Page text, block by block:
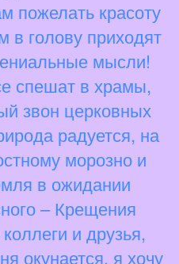
пожелать красоту
в голову приходят
мысли!
спешат в храмы,
звон церковных
радуется, на
морозно и
в ожидании
– Крещения
и друзья,
окунается, я хочу